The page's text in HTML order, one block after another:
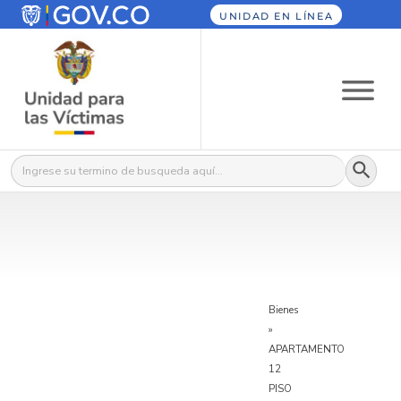
UNIDAD EN LÍNEA
Buscar: Botón
Bienes
»
APARTAMENTO
12
PISO